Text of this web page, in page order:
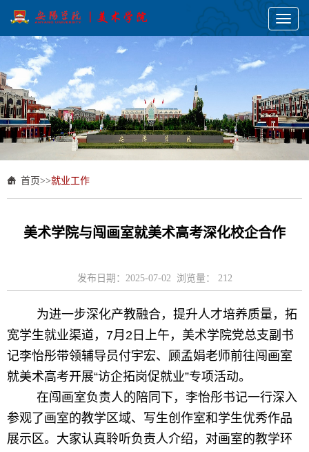
Toggle
首页>>就业工作
美术学院与闯画室就美术高考深化校企合作
发布日期：2025-07-02 浏览量： 212
为进一步深化产教融合，提升人才培养质量，拓
宽学生就业渠道，7月2日上午，美术学院党总支副书
记李怡彤带领辅导员付宇宏、顾孟娟老师前往闯画室
就美术高考开展“访企拓岗促就业”专项活动。
在闯画室负责人的陪同下，李怡彤书记一行深入
参观了画室的教学区域、写生创作室和学生优秀作品
展示区。大家认真聆听负责人介绍，对画室的教学环